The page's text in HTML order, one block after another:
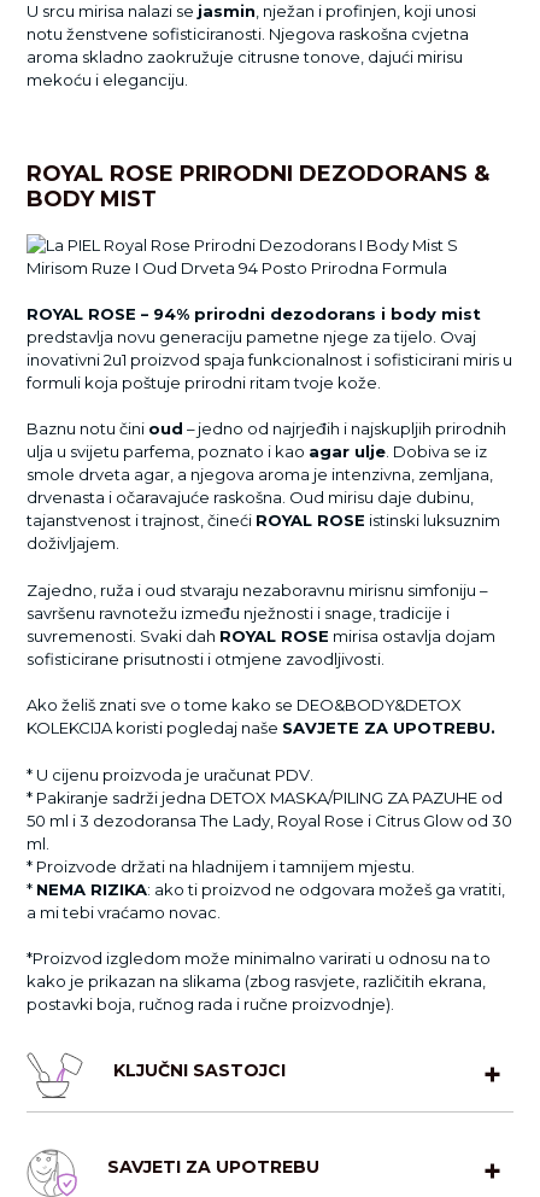
U srcu mirisa nalazi se jasmin , nježan i profinjen, koji unosi
notu ženstvene sofisticiranosti. Njegova raskošna cvjetna
aroma skladno zaokružuje citrusne tonove, dajući mirisu
mekoću i eleganciju.
ROYAL ROSE PRIRODNI DEZODORANS &
BODY MIST
ROYAL ROSE – 94% prirodni dezodorans i body mist
predstavlja novu generaciju pametne njege za tijelo. Ovaj
inovativni 2u1 proizvod spaja funkcionalnost i sofisticirani miris u
formuli koja poštuje prirodni ritam tvoje kože.
Baznu notu čini oud – jedno od najrjeđih i najskupljih prirodnih
ulja u svijetu parfema, poznato i kao agar ulje. Dobiva se iz
smole drveta agar, a njegova aroma je intenzivna, zemljana,
drvenasta i očaravajuće raskošna. Oud mirisu daje dubinu,
tajanstvenost i trajnost, čineći ROYAL ROSE istinski luksuznim
doživljajem.
Zajedno, ruža i oud stvaraju nezaboravnu mirisnu simfoniju –
savršenu ravnotežu između nježnosti i snage, tradicije i
suvremenosti. Svaki dah ROYAL ROSE mirisa ostavlja dojam
sofisticirane prisutnosti i otmjene zavodljivosti.
Ako želiš znati sve o tome kako se DEO&BODY&DETOX
KOLEKCIJA koristi pogledaj naše SAVJETE ZA UPOTREBU.
* U cijenu proizvoda je uračunat PDV.
* Pakiranje sadrži jedna DETOX MASKA/PILING ZA PAZUHE od
50 ml i 3 dezodoransa The Lady, Royal Rose i Citrus Glow od 30
ml.
* Proizvode držati na hladnijem i tamnijem mjestu.
* NEMA RIZIKA: ako ti proizvod ne odgovara možeš ga vratiti,
a mi tebi vraćamo novac.
*Proizvod izgledom može minimalno varirati u odnosu na to
kako je prikazan na slikama (zbog rasvjete, različitih ekrana,
postavki boja, ručnog rada i ručne proizvodnje).
KLJUČNI SASTOJCI
DETOX MASKA/PILING ZA PAZUHE
SAVJETI ZA UPOTREBU